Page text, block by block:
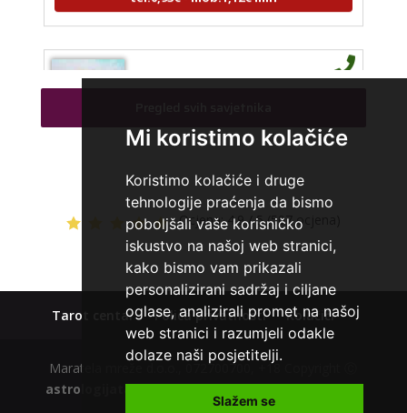
Mi koristimo kolačiće
Koristimo kolačiće i druge
tehnologije praćenja da bismo
poboljšali vaše korisničko
iskustvo na našoj web stranici,
kako bismo vam prikazali
personalizirani sadržaj i ciljane
oglase, analizirali promet na našoj
web stranici i razumjeli odakle
dolaze naši posjetitelji.
Slažem se
STOJA/ Kod 31
kristalna kugla, tarot, vidovitost, visak
tel:0,93€ - mob:1,12€ min
AZRA/ Kod 02
Tarot savjetnik je slobodan
visak, tarot, vidovitost, ljubavna predviđanja
Broj tel: 064/600-600
Ocjena: 4.9 / 5 (507 ocjena)
Tarot centar Polica privatnosti Kolačići
Maratela mreže d.o.o., 072700700, +18 Copyright Ⓒ
astrologijatarot.com| Usluge smiju koristiti osobe